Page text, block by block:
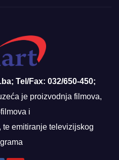
Tel/Fax: 032/650-450;
je proizvodnja filmova,
i
emitiranje televizijskog